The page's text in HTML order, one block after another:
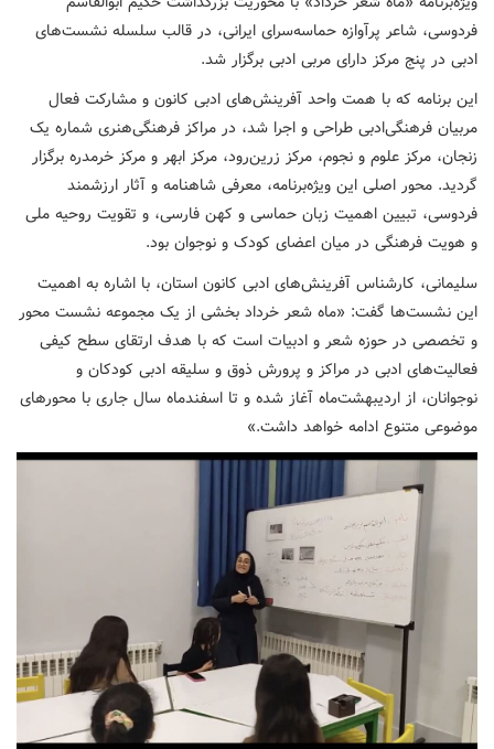
فردوسی، شاعر پرآوازه حماسه‌سرای ایرانی، در قالب سلسله نشست‌های
ادبی در پنج مرکز دارای مربی ادبی برگزار شد.
این برنامه که با همت واحد آفرینش‌های ادبی کانون و مشارکت فعال
مربیان فرهنگی‌ادبی طراحی و اجرا شد، در مراکز فرهنگی‌هنری شماره یک
زنجان، مرکز علوم و نجوم، مرکز زرین‌رود، مرکز ابهر و مرکز خرمدره برگزار
گردید. محور اصلی این ویژه‌برنامه، معرفی شاهنامه و آثار ارزشمند
فردوسی، تبیین اهمیت زبان حماسی و کهن فارسی، و تقویت روحیه ملی
و هویت فرهنگی در میان اعضای کودک و نوجوان بود.
سلیمانی، کارشناس آفرینش‌های ادبی کانون استان، با اشاره به اهمیت
این نشست‌ها گفت: «ماه شعر خرداد بخشی از یک مجموعه نشست‌ محور
و تخصصی در حوزه شعر و ادبیات است که با هدف ارتقای سطح کیفی
فعالیت‌های ادبی در مراکز و پرورش ذوق و سلیقه ادبی کودکان و
نوجوانان، از اردیبهشت‌ماه آغاز شده و تا اسفندماه سال جاری با محورهای
موضوعی متنوع ادامه خواهد داشت.»